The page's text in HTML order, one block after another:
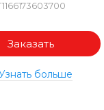
Заказать
больше